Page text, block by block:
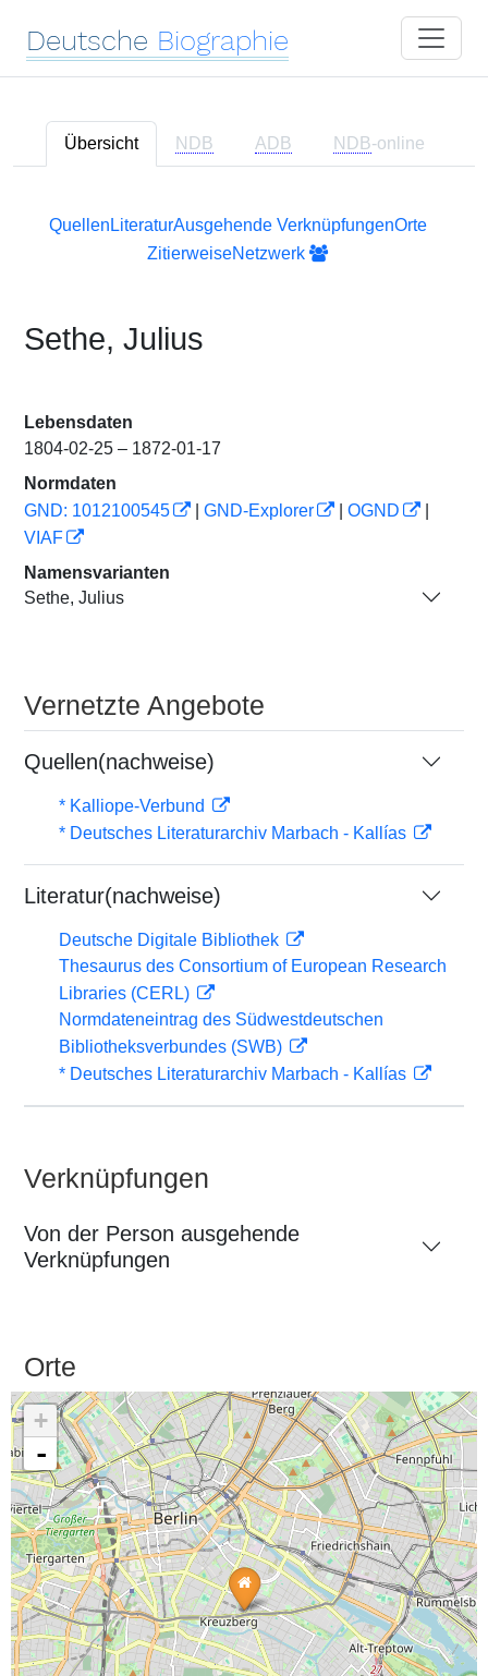
Deutsche Biographie
Übersicht NDB ADB NDB-online
Quellen LiteraturAusgehende VerknüpfungenOrte
ZitierweiseNetzwerk
Sethe, Julius
Lebensdaten
1804-02-25 – 1872-01-17
Normdaten
GND: 1012100545
GND-Explorer OGND
VIAF
Namensvarianten
Sethe, Julius
Vernetzte Angebote
Quellen(nachweise)
* Kalliope-Verbund
* Deutsches Literaturarchiv Marbach - Kallías
Literatur(nachweise)
Deutsche Digitale Bibliothek
Thesaurus des Consortium of European Research
Libraries (CERL)
Normdateneintrag des Südwestdeutschen
Bibliotheksverbundes (SWB)
* Deutsches Literaturarchiv Marbach - Kallías
Verknüpfungen
Von der Person ausgehende
Verknüpfungen
Orte
+
-